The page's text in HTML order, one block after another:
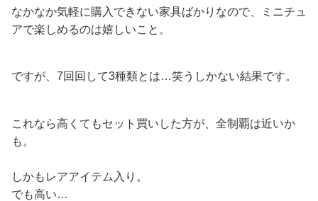
なかなか気軽に購入できない家具ばかりなので、ミニチュ
アで楽しめるのは嬉しいこと。
ですが、7回回して3種類とは…笑うしかない結果です。
これなら高くてもセット買いした方が、全制覇は近いか
も。
しかもレアアイテム入り。
でも高い…